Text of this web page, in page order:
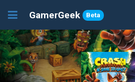
GamerGeek Beta